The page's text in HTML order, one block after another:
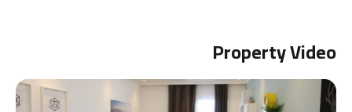
Property Video